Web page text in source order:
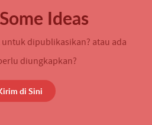
Ideas
dipublikasikan? atau ada
diungkapkan?
di Sini